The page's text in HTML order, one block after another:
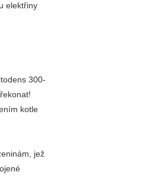
elektřiny
300-
kotle
jež